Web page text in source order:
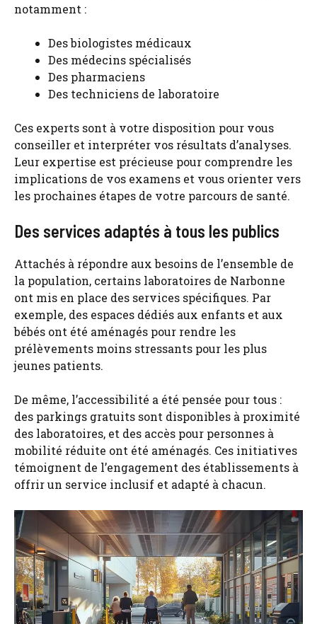
notamment :
Des biologistes médicaux
Des médecins spécialisés
Des pharmaciens
Des techniciens de laboratoire
Ces experts sont à votre disposition pour vous
conseiller et interpréter vos résultats d’analyses.
Leur expertise est précieuse pour comprendre les
implications de vos examens et vous orienter vers
les prochaines étapes de votre parcours de santé.
Des services adaptés à tous les publics
Attachés à répondre aux besoins de l’ensemble de
la population, certains laboratoires de Narbonne
ont mis en place des services spécifiques. Par
exemple, des espaces dédiés aux enfants et aux
bébés ont été aménagés pour rendre les
prélèvements moins stressants pour les plus
jeunes patients.
De même, l’accessibilité a été pensée pour tous :
des parkings gratuits sont disponibles à proximité
des laboratoires, et des accès pour personnes à
mobilité réduite ont été aménagés. Ces initiatives
témoignent de l’engagement des établissements à
offrir un service inclusif et adapté à chacun.